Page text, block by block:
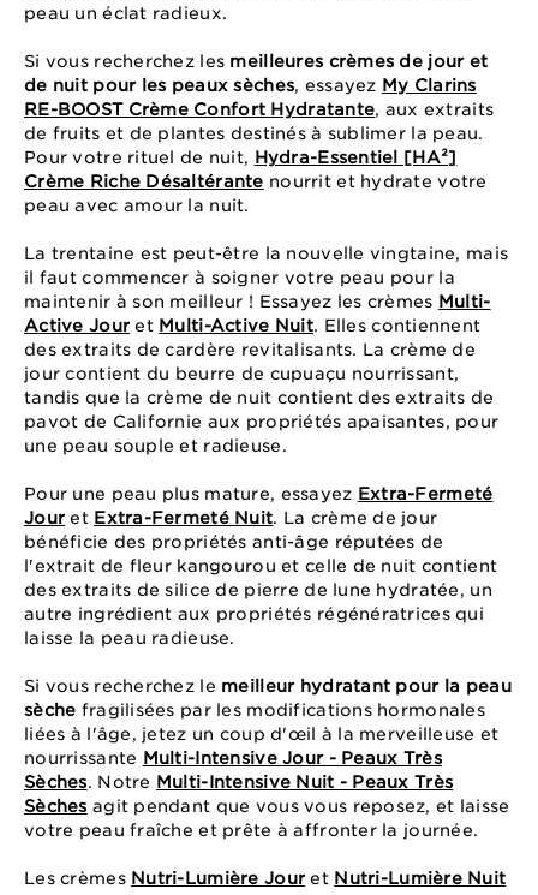
peau un éclat radieux.
Si vous recherchez les meilleures crèmes de jour et
de nuit pour les peaux sèches, essayez My Clarins
RE-BOOST Crème Confort Hydratante, aux extraits
de fruits et de plantes destinés à sublimer la peau.
Pour votre rituel de nuit, Hydra-Essentiel [HA²]
Crème Riche Désaltérante nourrit et hydrate votre
peau avec amour la nuit.
La trentaine est peut-être la nouvelle vingtaine, mais
il faut commencer à soigner votre peau pour la
maintenir à son meilleur ! Essayez les crèmes Multi-
Active Jouret Multi-Active Nuit. Elles contiennent
des extraits de cardère revitalisants. La crème de
jour contient du beurre de cupuaçu nourrissant,
tandis que la crème de nuit contient des extraits de
pavot de Californie aux propriétés apaisantes, pour
une peau souple et radieuse.
Pour une peau plus mature, essayez Extra-Fermeté
Jouret Extra-Fermeté Nuit. La crème de jour
bénéficie des propriétés anti-âge réputées de
l'extrait de fleur kangourou et celle de nuit contient
des extraits de silice de pierre de lune hydratée, un
autre ingrédient aux propriétés régénératrices qui
laisse la peau radieuse.
Si vous recherchez le meilleur hydratant pour la peau
sèche fragilisées par les modifications hormonales
liées à l'âge, jetez un coup d'œil à la merveilleuse et
nourrissante Multi-Intensive Jour - Peaux Très
Sèches. Notre Multi-Intensive Nuit - Peaux Très
Sèches agit pendant que vous vous reposez, et laisse
votre peau fraîche et prête à affronter la journée.
Les crèmes Nutri-Lumière Jouret Nutri-Lumière Nuit